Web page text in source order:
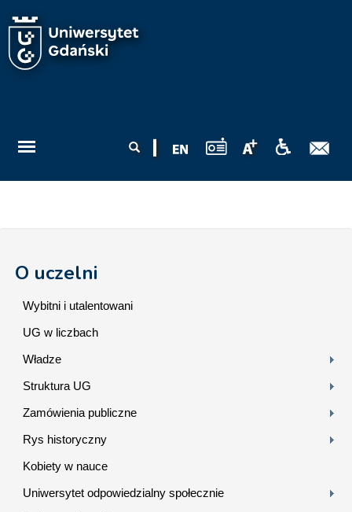
wyszukiwania
O uczelni
Wybitni i utalentowani
UG w liczbach
Władze
Struktura UG
Zamówienia publiczne
Rys historyczny
Kobiety w nauce
Uniwersytet odpowiedzialny społecznie